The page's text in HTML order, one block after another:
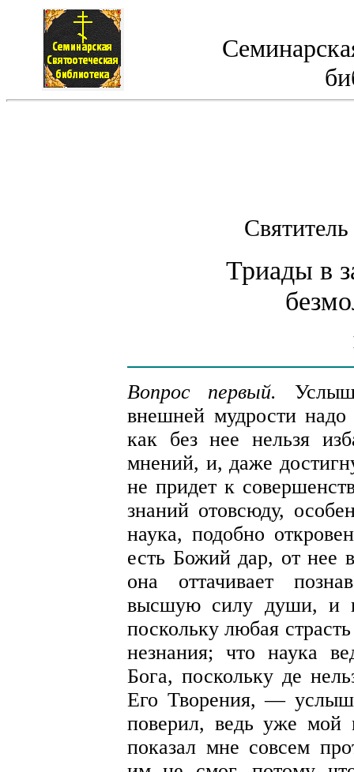
Триады в
Вопрос первый.
внешней мудрости
как без нее нельзя
мнений, и, даже
не придет к
знаний отовсюду,
наука, подобно
есть Божий дар, от нее
она оттачивает
высшую силу души, и
поскольку любая
незнания; что наука
Бога, поскольку де
Его Творения, —
поверил, ведь уже
показал мне совсем